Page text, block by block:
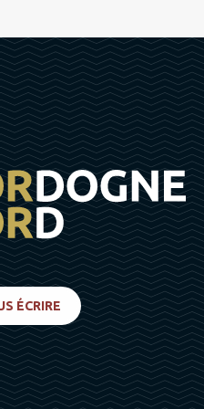
ÉCRIRE